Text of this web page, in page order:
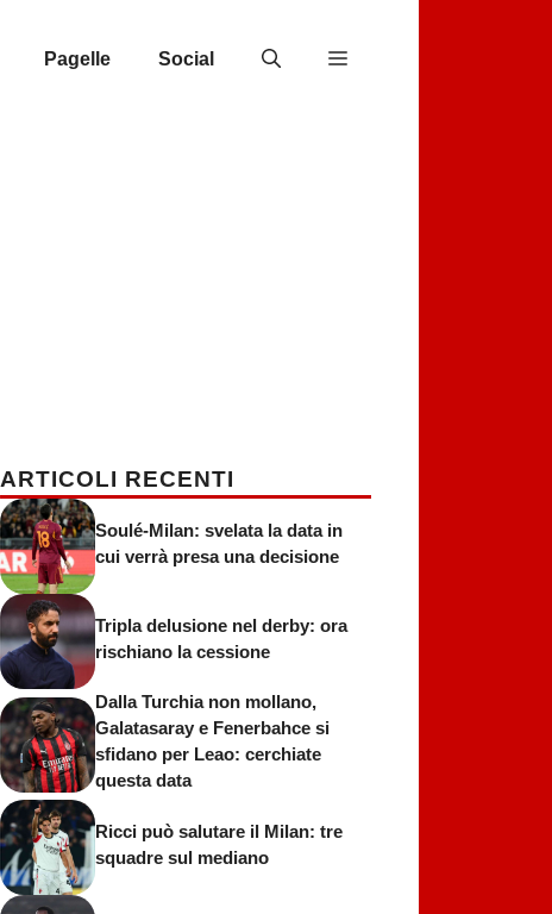
Pagelle Social
ARTICOLI RECENTI
Soulé-Milan: svelata la data in
cui verrà presa una decisione
Tripla delusione nel derby: ora
rischiano la cessione
Dalla Turchia non mollano,
Galatasaray e Fenerbahce si
sfidano per Leao: cerchiate
questa data
Ricci può salutare il Milan: tre
squadre sul mediano